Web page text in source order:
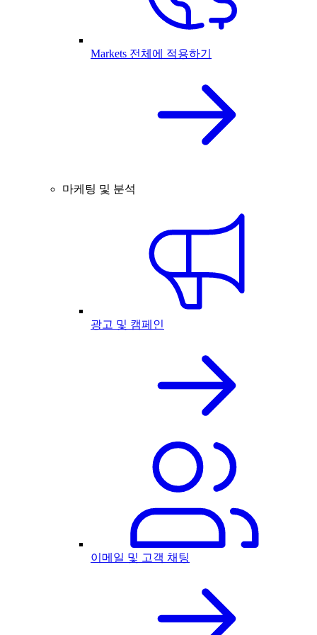
Markets 전체에 적용하기
마케팅 및 분석
광고 및 캠페인
이메일 및 고객 채팅